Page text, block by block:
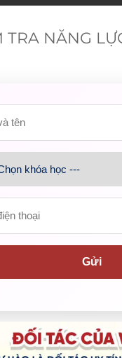
NĂNG
Gửi